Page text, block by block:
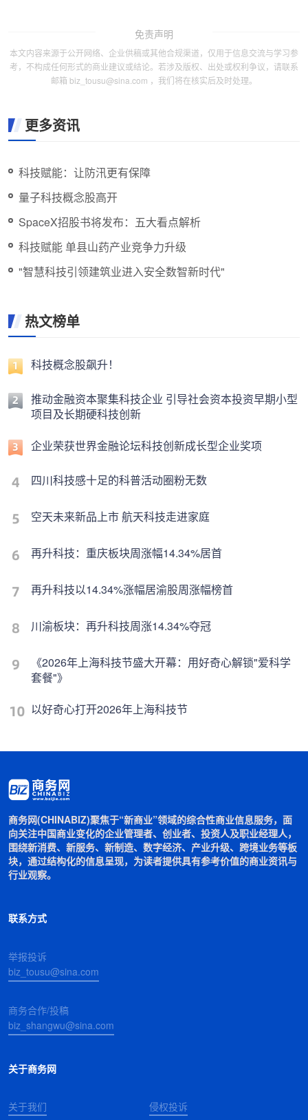
免责声明
本文内容来源于公开网络、企业供稿或其他合规渠道，仅用于信息交流与学习参
考，不构成任何形式的商业建议或结论。若涉及版权、出处或权利争议，请联系
邮箱 biz_tousu@sina.com ，我们将在核实后及时处理。
更多资讯
科技赋能：让防汛更有保障
量子科技概念股高开
SpaceX招股书将发布：五大看点解析
科技赋能 单县山药产业竞争力升级
"智慧科技引领建筑业进入安全数智新时代"
热文榜单
科技概念股飙升！
推动金融资本聚集科技企业 引导社会资本投资早期小型
项目及长期硬科技创新
企业荣获世界金融论坛科技创新成长型企业奖项
四川科技感十足的科普活动圈粉无数
空天未来新品上市 航天科技走进家庭
再升科技：重庆板块周涨幅14.34%居首
再升科技以14.34%涨幅居渝股周涨幅榜首
川渝板块：再升科技周涨14.34%夺冠
《2026年上海科技节盛大开幕：用好奇心解锁"爱科学
套餐"》
以好奇心打开2026年上海科技节
商务网(CHINABIZ)聚焦于“新商业”领域的综合性商业信息服务，面
向关注中国商业变化的企业管理者、创业者、投资人及职业经理人，
围绕新消费、新服务、新制造、数字经济、产业升级、跨境业务等板
块，通过结构化的信息呈现，为读者提供具有参考价值的商业资讯与
行业观察。
联系方式
举报投诉
biz_tousu@sina.com
商务合作/投稿
biz_shangwu@sina.com
关于商务网
关于我们 侵权投诉